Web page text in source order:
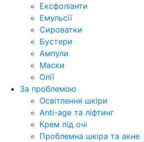
Ексфоліанти
Емульсії
Сироватки
Бустери
Ампули
Маски
Олії
За проблемою
Освітлення шкіри
Anti-age та ліфтинг
Крем під очі
Проблемна шкіра та акне